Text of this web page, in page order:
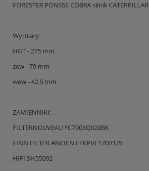
FORESTER PONSSE COBRA silnik CATERPILLAR
Wymiary:
HGT - 275 mm
zew - 79 mm
wew - 42,5 mm
ZAMIENNIKI:
FILTERNOUVEAU FC7003Q020BK
FINN FILTER ANCIEN FFKPVL1700325
HIFI SH55092